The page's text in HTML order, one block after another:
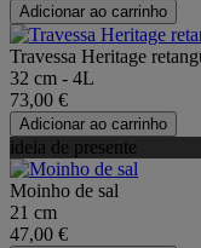
Adicionar ao carrinho
Travessa Heritage
32 cm - 4L
73,00 €
Adicionar ao carrinho
ideia de presente
Moinho de sal
21 cm
47,00 €